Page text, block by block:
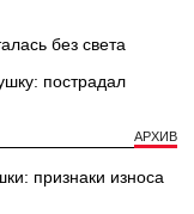
без света
пострадал
АРХИВ
признаки износа